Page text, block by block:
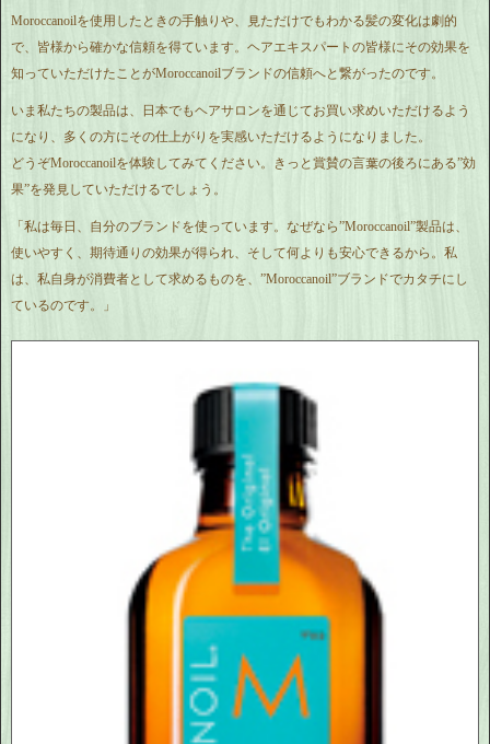
Moroccanoilを使用したときの手触りや、見ただけでもわかる髪の変化は劇的
で、皆様から確かな信頼を得ています。ヘアエキスパートの皆様にその効果を
知っていただけたことがMoroccanoilブランドの信頼へと繋がったのです。
いま私たちの製品は、日本でもヘアサロンを通じてお買い求めいただけるよう
になり、多くの方にその仕上がりを実感いただけるようになりました。
どうぞMoroccanoilを体験してみてください。きっと賞賛の言葉の後ろにある”効
果”を発見していただけるでしょう。
「私は毎日、自分のブランドを使っています。なぜなら”Moroccanoil”製品は、
使いやすく、期待通りの効果が得られ、そして何よりも安心できるから。私
は、私自身が消費者として求めるものを、”Moroccanoil”ブランドでカタチにし
ているのです。」